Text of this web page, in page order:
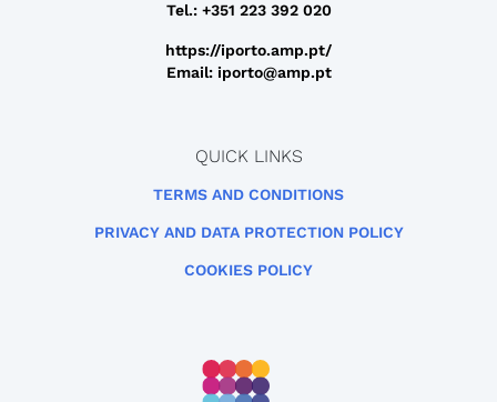
Tel.: +351 223 392 020
https://iporto.amp.pt/
Email: iporto@amp.pt
QUICK LINKS
TERMS AND CONDITIONS
PRIVACY AND DATA PROTECTION POLICY
COOKIES POLICY